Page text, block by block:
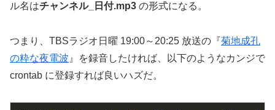
ル名はチャンネル_日付.mp3 の形式になる。
つまり、TBSラジオ日曜 19:00～20:25 放送の『菊地成孔
の粋な夜電波 』を録音したければ、以下のようなカンジで
crontab に登録すれば良いハズだ。